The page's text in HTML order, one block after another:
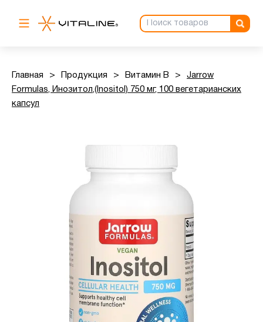
Главная > Продукция > Витамин B >
Jarrow
Formulas, Инозитол,(Inositol) 750 мг, 100 вегетарианских
капсул